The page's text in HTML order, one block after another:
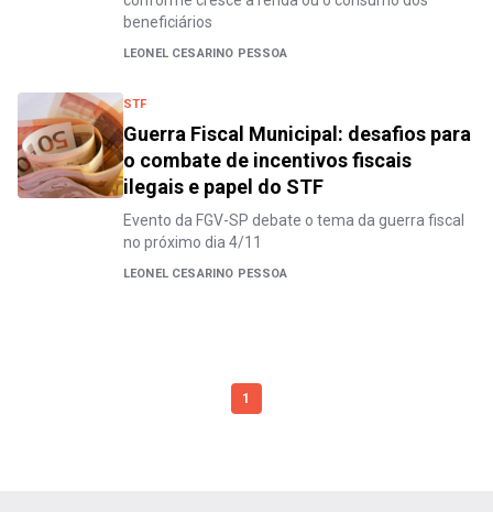
beneficiários
LEONEL CESARINO PESSOA
STF
Guerra Fiscal Municipal: desafios para
o combate de incentivos fiscais
ilegais e papel do STF
Evento da FGV-SP debate o tema da guerra fiscal
no próximo dia 4/11
LEONEL CESARINO PESSOA
1